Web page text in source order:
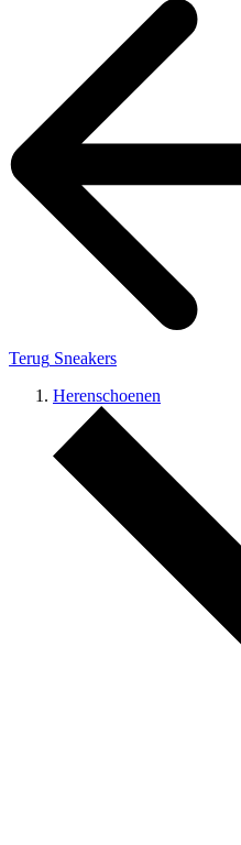
Terug Sneakers
Herenschoenen